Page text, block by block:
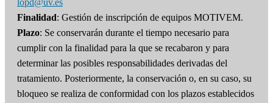
lopd@uv.es
Finalidad: Gestión de inscripción de equipos MOTIVEM.
Plazo: Se conservarán durante el tiempo necesario para
cumplir con la finalidad para la que se recabaron y para
determinar las posibles responsabilidades derivadas del
tratamiento. Posteriormente, la conservación o, en su caso, su
bloqueo se realiza de conformidad con los plazos establecidos